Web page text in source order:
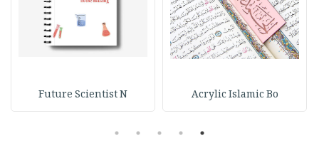
Acrylic Islamic Bo
Future Scientist N
1
2
3
4
5